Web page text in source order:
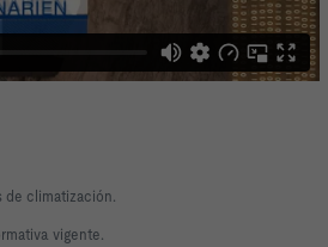
de climatización.
vigente.